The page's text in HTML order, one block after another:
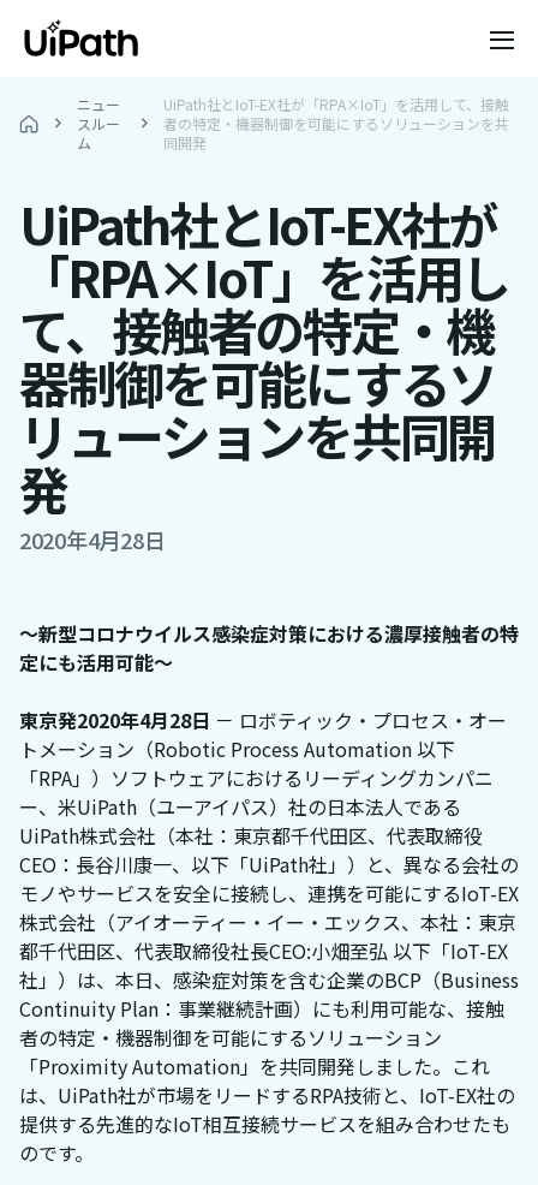
ニュー
スルー
ム
UiPath社とIoT-EX社が「RPA×IoT」を活用して、接触
者の特定・機器制御を可能にするソリューションを共
同開発
UiPath社とIoT-EX社が
「RPA×IoT」を活用し
て、接触者の特定・機
器制御を可能にするソ
リューションを共同開
発
2020年4月28日
〜新型コロナウイルス感染症対策における濃厚接触者の特
定にも活用可能〜
東京発2020年4月28日 － ロボティック・プロセス・オー
トメーション（Robotic Process Automation 以下
「RPA」）ソフトウェアにおけるリーディングカンパニ
ー、米UiPath（ユーアイパス）社の日本法人である
UiPath株式会社（本社：東京都千代田区、代表取締役
CEO：長谷川康一、以下「UiPath社」）と、異なる会社の
モノやサービスを安全に接続し、連携を可能にするIoT-EX
株式会社（アイオーティー・イー・エックス、本社：東京
都千代田区、代表取締役社長CEO:小畑至弘 以下「IoT-EX
社」）は、本日、感染症対策を含む企業のBCP（Business
Continuity Plan：事業継続計画）にも利用可能な、接触
者の特定・機器制御を可能にするソリューション
「Proximity Automation」を共同開発しました。これ
は、UiPath社が市場をリードするRPA技術と、IoT-EX社の
提供する先進的なIoT相互接続サービスを組み合わせたも
のです。